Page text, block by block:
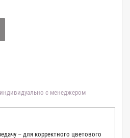
с менеджером
– для корректного цветового